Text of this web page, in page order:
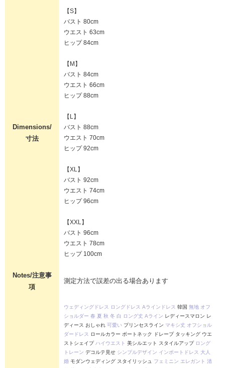
Dimensions/
寸法
【S】
バスト 80cm
ウエスト 63cm
ヒップ 84cm
【M】
バスト 84cm
ウエスト 66cm
ヒップ 88cm
【L】
バスト 88cm
ウエスト 70cm
ヒップ 92cm
【XL】
バスト 92cm
ウエスト 74cm
ヒップ 96cm
【XXL】
バスト 96cm
ウエスト 78cm
ヒップ 100cm
Notes/注意事
項
測定方法で誤差の出る場合あります
ウェディングドレス ロングドレス Aラインドレス 韓国 無地 オフ
ショルダー 春 夏 秋 冬 白 ロング丈 Aライン レディースマロン レ
ディース おしゃれ 可愛い プリンセスライン マキシ丈 オフショル
ダードレス
ロールカラー ボートネック ドレープ タッキング ウエ
ストシェイプ ハイウエスト 美シルエット スタイルアップ ロング
トレーン デコルテ見せ シンプルデザイン インポートドレス 大人
婚 モダンウェディング スタイリッシュ フェミニン エレガント 清